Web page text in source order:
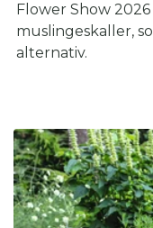
Flower Show
muslingeskaller,
alternativ.